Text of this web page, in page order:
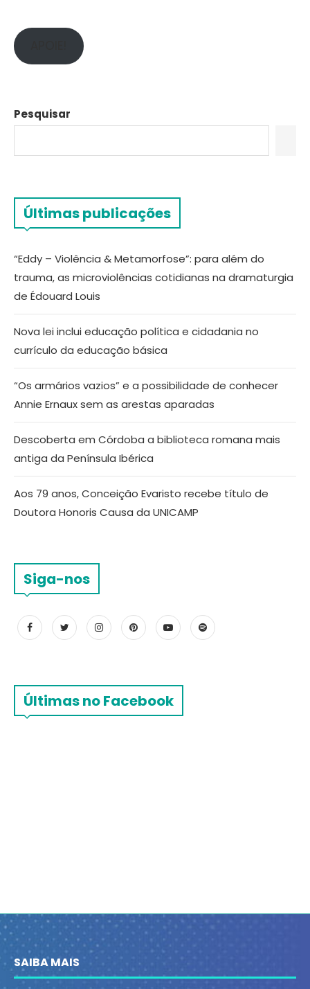
Pesquisar
Últimas publicações
“Eddy – Violência & Metamorfose”: para além do
trauma, as microviolências cotidianas na dramaturgia
de Édouard Louis
Nova lei inclui educação política e cidadania no
currículo da educação básica
“Os armários vazios” e a possibilidade de conhecer
Annie Ernaux sem as arestas aparadas
Descoberta em Córdoba a biblioteca romana mais
antiga da Península Ibérica
Aos 79 anos, Conceição Evaristo recebe título de
Doutora Honoris Causa da UNICAMP
Siga-nos
Últimas no Facebook
SAIBA MAIS